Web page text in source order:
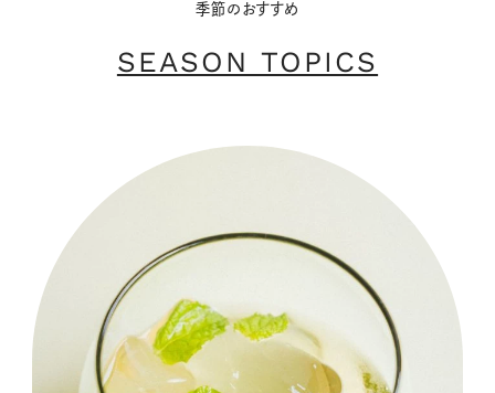
季節のおすすめ
SEASON TOPICS